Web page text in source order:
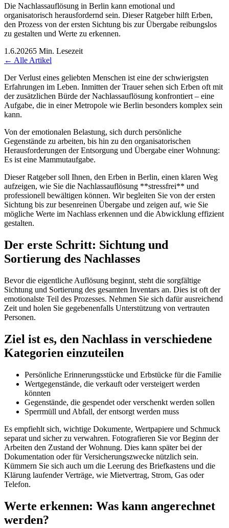
Die Nachlassauflösung in Berlin kann emotional und
organisatorisch herausfordernd sein. Dieser Ratgeber hilft Erben,
den Prozess von der ersten Sichtung bis zur Übergabe reibungslos
zu gestalten und Werte zu erkennen.
1.6.20265 Min. Lesezeit
← Alle Artikel
Der Verlust eines geliebten Menschen ist eine der schwierigsten
Erfahrungen im Leben. Inmitten der Trauer sehen sich Erben oft mit
der zusätzlichen Bürde der Nachlassauflösung konfrontiert – eine
Aufgabe, die in einer Metropole wie Berlin besonders komplex sein
kann.
Von der emotionalen Belastung, sich durch persönliche
Gegenstände zu arbeiten, bis hin zu den organisatorischen
Herausforderungen der Entsorgung und Übergabe einer Wohnung:
Es ist eine Mammutaufgabe.
Dieser Ratgeber soll Ihnen, den Erben in Berlin, einen klaren Weg
aufzeigen, wie Sie die Nachlassauflösung **stressfrei** und
professionell bewältigen können. Wir begleiten Sie von der ersten
Sichtung bis zur besenreinen Übergabe und zeigen auf, wie Sie
mögliche Werte im Nachlass erkennen und die Abwicklung effizient
gestalten.
Der erste Schritt: Sichtung und
Sortierung des Nachlasses
Bevor die eigentliche Auflösung beginnt, steht die sorgfältige
Sichtung und Sortierung des gesamten Inventars an. Dies ist oft der
emotionalste Teil des Prozesses. Nehmen Sie sich dafür ausreichend
Zeit und holen Sie gegebenenfalls Unterstützung von vertrauten
Personen.
Ziel ist es, den Nachlass in verschiedene
Kategorien einzuteilen
Persönliche Erinnerungsstücke und Erbstücke für die Familie
Wertgegenstände, die verkauft oder versteigert werden
könnten
Gegenstände, die gespendet oder verschenkt werden sollen
Sperrmüll und Abfall, der entsorgt werden muss
Es empfiehlt sich, wichtige Dokumente, Wertpapiere und Schmuck
separat und sicher zu verwahren. Fotografieren Sie vor Beginn der
Arbeiten den Zustand der Wohnung. Dies kann später bei der
Dokumentation oder für Versicherungszwecke nützlich sein.
Kümmern Sie sich auch um die Leerung des Briefkastens und die
Klärung laufender Verträge, wie Mietvertrag, Strom, Gas oder
Telefon.
Werte erkennen: Was kann angerechnet
werden?